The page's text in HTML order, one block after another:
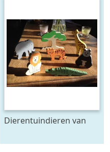
Dierentuindieren van